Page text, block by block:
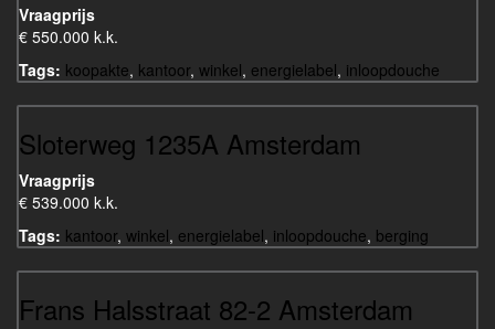
Vraagprijs
€ 550.000 k.k.
Tags: koopakte, kantoor, winkel, energielabel, inloopdouche
Sloterweg 1235A Amsterdam
Vraagprijs
€ 539.000 k.k.
Tags: kantoor, winkel, energielabel, inloopdouche, berging
Frans Halsstraat 82-2 Amsterdam